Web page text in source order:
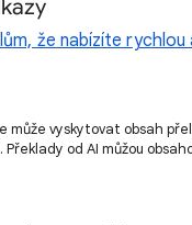
že nabízíte rychlou
může vyskytovat obsah
od AI můžou